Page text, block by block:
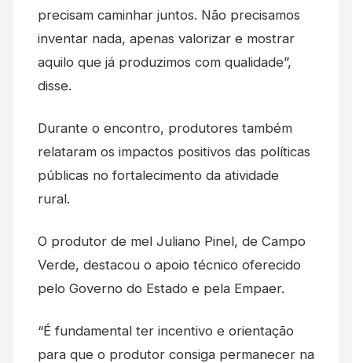
precisam caminhar juntos. Não precisamos
inventar nada, apenas valorizar e mostrar
aquilo que já produzimos com qualidade”,
disse.
Durante o encontro, produtores também
relataram os impactos positivos das políticas
públicas no fortalecimento da atividade
rural.
O produtor de mel Juliano Pinel, de Campo
Verde, destacou o apoio técnico oferecido
pelo Governo do Estado e pela Empaer.
“É fundamental ter incentivo e orientação
para que o produtor consiga permanecer na